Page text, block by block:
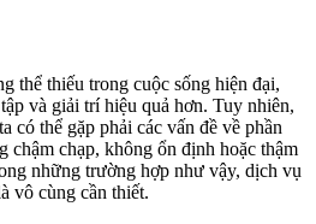
thể thiếu trong cuộc sống hiện đại,
và giải trí hiệu quả hơn. Tuy nhiên,
có thể gặp phải các vấn đề về phần
chậm chạp, không ổn định hoặc thậm
những trường hợp như vậy, dịch vụ
vô cùng cần thiết.